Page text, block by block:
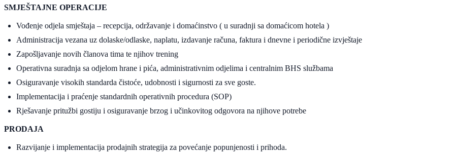
SMJEŠTAJNE OPERACIJE
Vođenje odjela smještaja – recepcija, održavanje i domaćinstvo ( u suradnji sa domaćicom hotela )
Administracija vezana uz dolaske/odlaske, naplatu, izdavanje računa, faktura i dnevne i periodične izvještaje
Zapošljavanje novih članova tima te njihov trening
Operativna suradnja sa odjelom hrane i pića, administrativnim odjelima i centralnim BHS službama
Osiguravanje visokih standarda čistoće, udobnosti i sigurnosti za sve goste.
Implementacija i praćenje standardnih operativnih procedura (SOP)
Rješavanje pritužbi gostiju i osiguravanje brzog i učinkovitog odgovora na njihove potrebe
PRODAJA
Razvijanje i implementacija prodajnih strategija za povećanje popunjenosti i prihoda.